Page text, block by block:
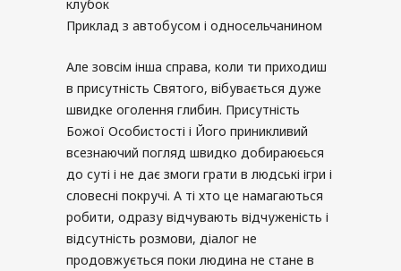
клубок
Приклад з автобусом і односельчанином
Але зовсім інша справа, коли ти приходиш
в присутність Святого, вібувається дуже
швидке оголення глибин. Присутність
Божої Особистості і Його приникливий
всезнаючий погляд швидко добираюєься
до суті і не дає змоги грати в людські ігри і
словесні покручі. А ті хто це намагаються
робити, одразу відчувають відчуженість і
відсутність розмови, діалог не
продовжується поки людина не стане в